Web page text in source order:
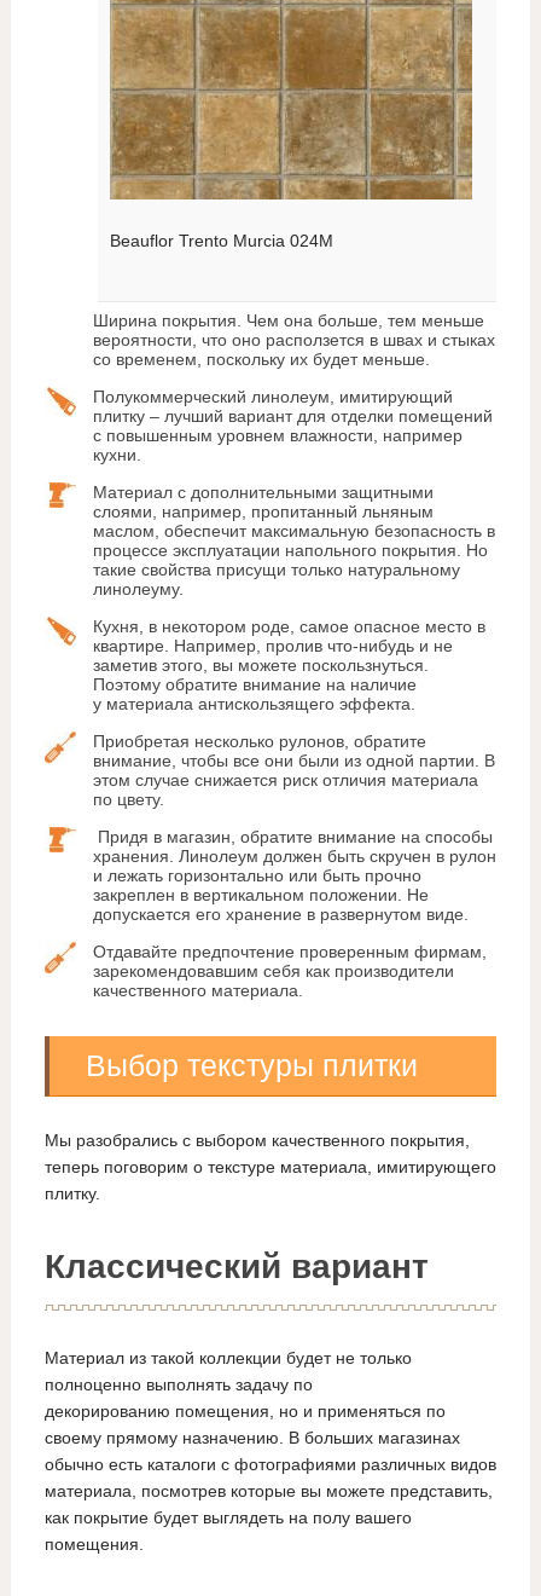
Beauflor Trento Murcia 024M
Ширина покрытия. Чем она больше, тем меньше
вероятности, что оно расползется в швах и стыках
со временем, поскольку их будет меньше.
Полукоммерческий линолеум, имитирующий
плитку – лучший вариант для отделки помещений
с повышенным уровнем влажности, например
кухни.
Материал с дополнительными защитными
слоями, например, пропитанный льняным
маслом, обеспечит максимальную безопасность в
процессе эксплуатации напольного покрытия. Но
такие свойства присущи только натуральному
линолеуму.
Кухня, в некотором роде, самое опасное место в
квартире. Например, пролив что-нибудь и не
заметив этого, вы можете поскользнуться.
Поэтому обратите внимание на наличие
у материала антискользящего эффекта.
Приобретая несколько рулонов, обратите
внимание, чтобы все они были из одной партии. В
этом случае снижается риск отличия материала
по цвету.
Придя в магазин, обратите внимание на способы
хранения. Линолеум должен быть скручен в рулон
и лежать горизонтально или быть прочно
закреплен в вертикальном положении. Не
допускается его хранение в развернутом виде.
Отдавайте предпочтение проверенным фирмам,
зарекомендовавшим себя как производители
качественного материала.
Выбор текстуры плитки
Мы разобрались с выбором качественного покрытия,
теперь поговорим о текстуре материала, имитирующего
плитку.
Классический вариант
Материал из такой коллекции будет не только
полноценно выполнять задачу по
декорированию помещения, но и применяться по
своему прямому назначению. В больших магазинах
обычно есть каталоги с фотографиями различных видов
материала, посмотрев которые вы можете представить,
как покрытие будет выглядеть на полу вашего
помещения.